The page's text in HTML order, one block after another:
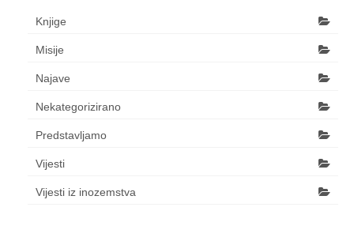
Knjige
Misije
Najave
Nekategorizirano
Predstavljamo
Vijesti
Vijesti iz inozemstva